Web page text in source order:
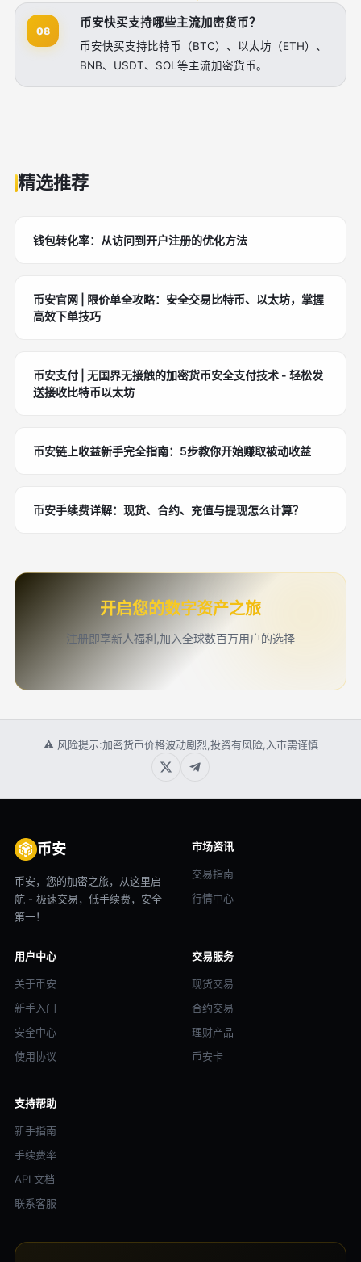
08
币安快买支持哪些主流加密货币？
币安快买支持比特币（BTC）、以太坊（ETH）、
BNB、USDT、SOL等主流加密货币。
精选推荐
钱包转化率：从访问到开户注册的优化方法
币安官网 | 限价单全攻略：安全交易比特币、以太坊，掌握
高效下单技巧
币安支付 | 无国界无接触的加密货币安全支付技术 - 轻松发
送接收比特币以太坊
币安链上收益新手完全指南：5步教你开始赚取被动收益
币安手续费详解：现货、合约、充值与提现怎么计算？
开启您的数字资产之旅
注册即享新人福利,加入全球数百万用户的选择
⚠ 风险提示:加密货币价格波动剧烈,投资有风险,入市需谨慎
币安
币安，您的加密之旅，从这里启
航 - 极速交易，低手续费，安全
第一！
市场资讯
交易指南
行情中心
用户中心
关于币安
新手入门
安全中心
使用协议
交易服务
现货交易
合约交易
理财产品
币安卡
支持帮助
新手指南
手续费率
API 文档
联系客服